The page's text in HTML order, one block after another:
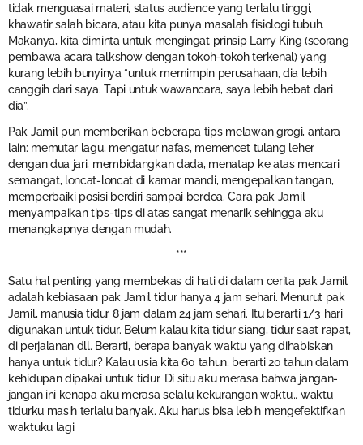
tidak menguasai materi, status audience yang terlalu tinggi,
khawatir salah bicara, atau kita punya masalah fisiologi tubuh.
Makanya, kita diminta untuk mengingat prinsip Larry King (seorang
pembawa acara talkshow dengan tokoh-tokoh terkenal) yang
kurang lebih bunyinya “untuk memimpin perusahaan, dia lebih
canggih dari saya. Tapi untuk wawancara, saya lebih hebat dari
dia”.
Pak Jamil pun memberikan beberapa tips melawan grogi, antara
lain: memutar lagu, mengatur nafas, memencet tulang leher
dengan dua jari, membidangkan dada, menatap ke atas mencari
semangat, loncat-loncat di kamar mandi, mengepalkan tangan,
memperbaiki posisi berdiri sampai berdoa. Cara pak Jamil
menyampaikan tips-tips di atas sangat menarik sehingga aku
menangkapnya dengan mudah.
***
Satu hal penting yang membekas di hati di dalam cerita pak Jamil
adalah kebiasaan pak Jamil tidur hanya 4 jam sehari. Menurut pak
Jamil, manusia tidur 8 jam dalam 24 jam sehari. Itu berarti 1/3 hari
digunakan untuk tidur. Belum kalau kita tidur siang, tidur saat rapat,
di perjalanan dll. Berarti, berapa banyak waktu yang dihabiskan
hanya untuk tidur? Kalau usia kita 60 tahun, berarti 20 tahun dalam
kehidupan dipakai untuk tidur. Di situ aku merasa bahwa jangan-
jangan ini kenapa aku merasa selalu kekurangan waktu… waktu
tidurku masih terlalu banyak. Aku harus bisa lebih mengefektifkan
waktuku lagi.